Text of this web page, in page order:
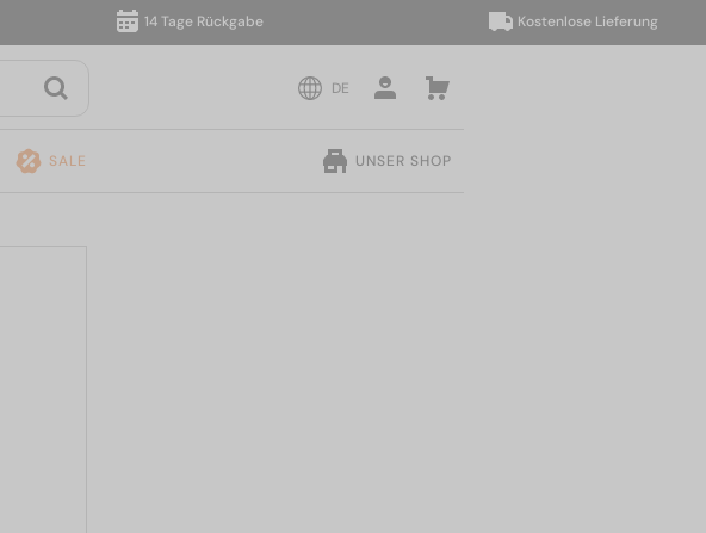
14 Tage Rückgabe Kostenlose Lieferung
DE
SALE UNSER SHOP